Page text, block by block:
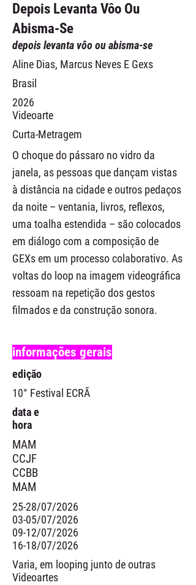
Depois Levanta Vôo Ou
Abisma-Se
depois levanta vôo ou abisma-se
Aline Dias, Marcus Neves E Gexs
Brasil
2026
Videoarte
Curta-Metragem
O choque do pássaro no vidro da
janela, as pessoas que dançam vistas
à distância na cidade e outros pedaços
da noite – ventania, livros, reflexos,
uma toalha estendida – são colocados
em diálogo com a composição de
GEXs em um processo colaborativo. As
voltas do loop na imagem videográfica
ressoam na repetição dos gestos
filmados e da construção sonora.
informações gerais
edição
10° Festival ECRÃ
data e
hora
MAM
CCJF
CCBB
MAM
25-28/07/2026
03-05/07/2026
09-12/07/2026
16-18/07/2026
Varia, em looping junto de outras
Videoartes